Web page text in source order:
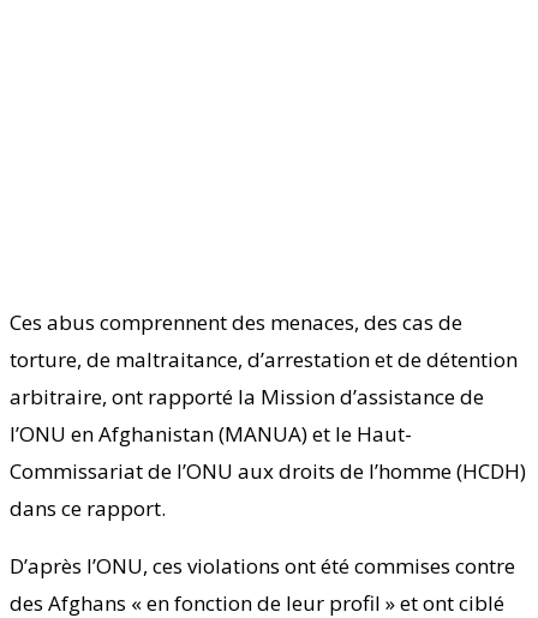
Ces abus comprennent des menaces, des cas de
torture, de maltraitance, d’arrestation et de détention
arbitraire, ont rapporté la Mission d’assistance de
l’ONU en Afghanistan (MANUA) et le Haut-
Commissariat de l’ONU aux droits de l’homme (HCDH)
dans ce rapport.
D’après l’ONU, ces violations ont été commises contre
des Afghans « en fonction de leur profil » et ont ciblé